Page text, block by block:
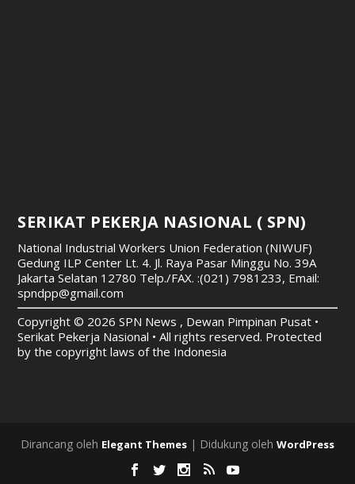
SERIKAT PEKERJA NASIONAL ( SPN)
National Industrial Workers Union Federation (NIWUF)
Gedung ILP Center Lt. 4. Jl. Raya Pasar Minggu No. 39A
Jakarta Selatan 12780 Telp./FAX. :(021) 7981233, Email:
spndpp@gmail.com
Copyright © 2026 SPN News , Dewan Pimpinan Pusat •
Serikat Pekerja Nasional • All rights reserved. Protected
by the copyright laws of the Indonesia
Dirancang oleh Elegant Themes | Didukung oleh WordPress